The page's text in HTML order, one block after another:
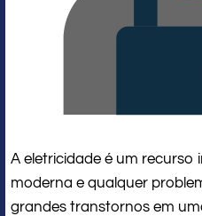
A eletricidade é um recurso
moderna e qualquer
grandes transtornos em